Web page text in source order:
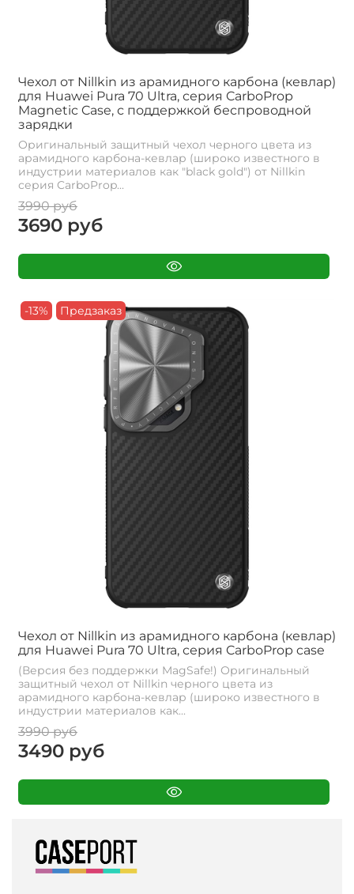
Чехол от Nillkin из арамидного карбона (кевлар)
для Huawei Pura 70 Ultra, серия CarboProp
Magnetic Case, с поддержкой беспроводной
зарядки
Оригинальный защитный чехол черного цвета из
арамидного карбона-кевлар (широко известного в
индустрии материалов как "black gold") от Nillkin
серия CarboProp...
3990 руб
3690 руб
-13% Предзаказ
Чехол от Nillkin из арамидного карбона (кевлар)
для Huawei Pura 70 Ultra, серия CarboProp case
(Версия без поддержки MagSafe!) Оригинальный
защитный чехол от Nillkin черного цвета из
арамидного карбона-кевлар (широко известного в
индустрии материалов как...
3990 руб
3490 руб